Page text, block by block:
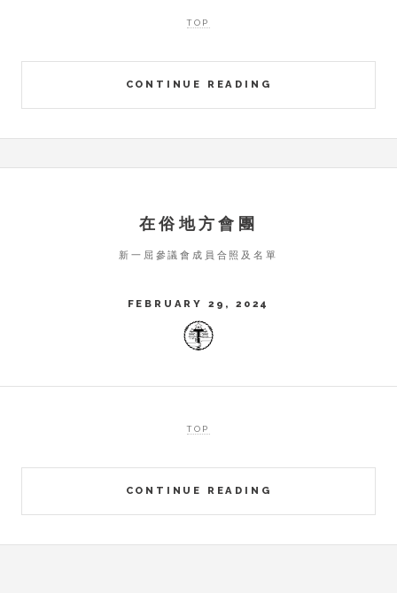
CONTINUE READING
TOP
在俗地方會團
新一屈參議會成員合照及名單
FEBRUARY 29, 2024
CONTINUE READING
TOP